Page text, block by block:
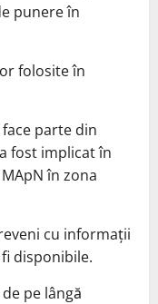
punere în
folosite în
parte din
fost implicat în
în zona
cu informații
disponibile.
pe lângă